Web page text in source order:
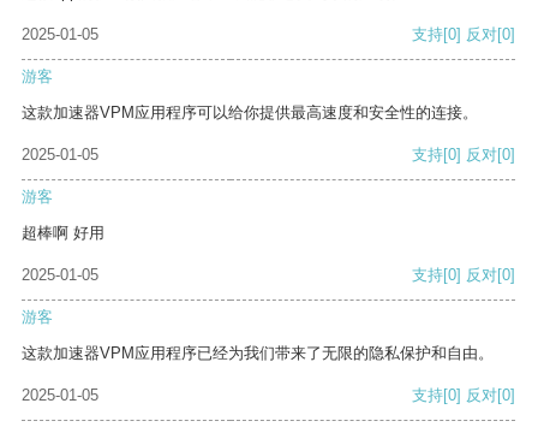
2025-01-05 支持[0] 反对[0]
游客
这款加速器VPM应用程序可以给你提供最高速度和安全性的连接。
2025-01-05 支持[0] 反对[0]
游客
超棒啊 好用
2025-01-05 支持[0] 反对[0]
游客
这款加速器VPM应用程序已经为我们带来了无限的隐私保护和自由。
2025-01-05 支持[0] 反对[0]